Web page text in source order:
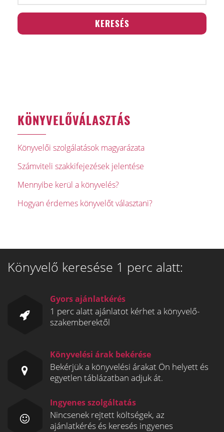
KÖNYVELŐVÁLASZTÁS
Könyvelői szolgálatások magyarázata
Számviteli szakkifejezések jelentése
Mennyibe kerül a könyvelés?
Hogyan érdemes könyvelőt választani?
Könyvelő keresése 1 perc alatt:
Gyors ajánlatkérés
1 perc alatt ajánlatot kérhet a könyvelő-
szakemberektől
Könyvelési árak bekérése
Bekérjük a könyvelési árakat Ön helyett és
egyetlen táblázatban adjuk át.
Ingyenes szolgáltatás
Nincsenek rejtett költségek, az
ajánlatkérés és keresés ingyenes